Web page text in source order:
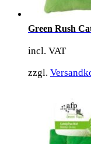
Green Rush
incl. VAT
zzgl.